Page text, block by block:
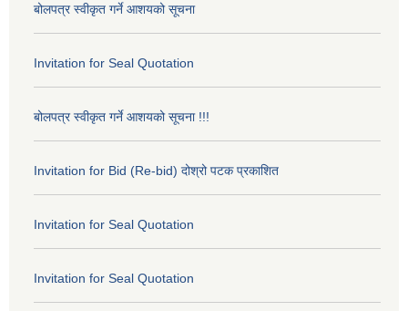
बोलपत्र स्वीकृत गर्ने आशयको सूचना
Invitation for Seal Quotation
बोलपत्र स्वीकृत गर्ने आशयको सूचना !!!
Invitation for Bid (Re-bid) दोश्रो पटक प्रकाशित
Invitation for Seal Quotation
Invitation for Seal Quotation